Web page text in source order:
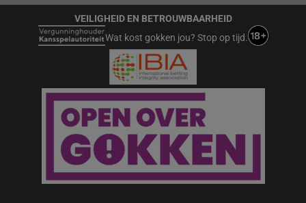
VEILIGHEID EN BETROUWBAARHEID
Wat kost gokken jou? Stop op tijd.